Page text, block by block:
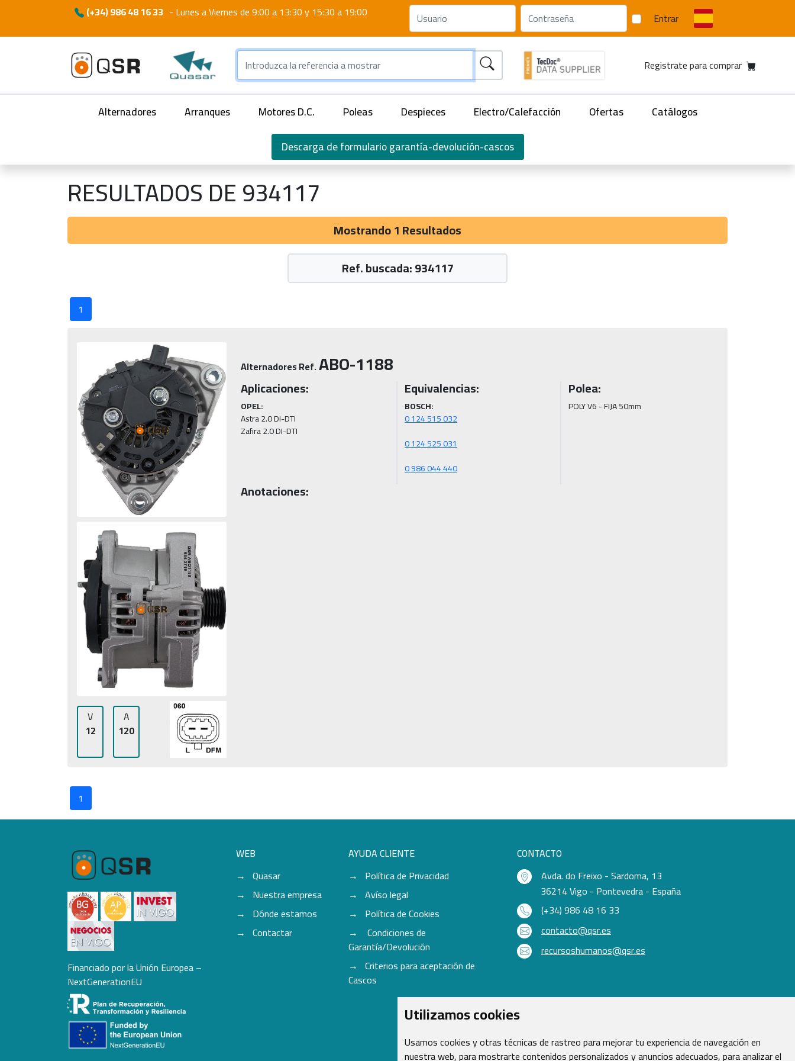
Utilizamos cookies
Usamos cookies y otras técnicas de rastreo para mejorar tu experiencia de navegación en
nuestra web, para mostrarte contenidos personalizados y anuncios adecuados, para analizar el
(+34) 986 48 16 33 - Lunes a Viernes de 9:00 a 13:30 y 15:30 a 19:00 Entrar
Registrate para comprar
Alternadores Arranques Motores D.C. Poleas Despieces Electro/Calefacción Ofertas
Catálogos
Descarga de formulario garantía-devolución-cascos
RESULTADOS DE 934117
Mostrando 1 Resultados
Ref. buscada: 934117
1
V
12
A
120
Alternadores Ref.ABO-1188
Aplicaciones:
OPEL:
Astra 2.0 DI-DTI
Equivalencias:
BOSCH:
0 124 515 032
0 124 525 031
0 986 044 440
Polea:
POLY V6 - FIJA 50mm
Anotaciones:
1
Financiado por la Unión Europea –
NextGenerationEU
WEB
Quasar
Nuestra empresa
Dónde estamos
Contactar
AYUDA CLIENTE
Política de Privacidad
Avíso legal
Política de Cookies
Condiciones de
Garantía/Devolución
Criterios para aceptación de
Cascos
CONTACTO
Avda. do Freixo - Sardoma, 13
36214 Vigo - Pontevedra - España
(+34) 986 48 16 33
contacto@qsr.es
recursoshumanos@qsr.es